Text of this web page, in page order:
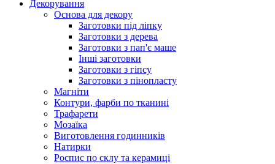
Декорування
Основа для декору
Заготовки під ліпку
Заготовки з дерева
Заготовки з пап'є маше
Інші заготовки
Заготовки з гіпсу
Заготовки з пінопласту
Магніти
Контури, фарби по тканині
Трафарети
Мозаїка
Виготовлення годинників
Натирки
Роспис по склу та керамиці